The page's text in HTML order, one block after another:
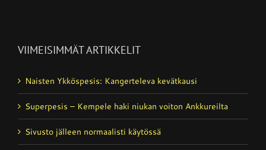
VIIMEISIMMÄT ARTIKKELIT
Naisten Ykköspesis: Kangerteleva kevätkausi
Superpesis – Kempele haki niukan voiton Ankkureilta
Sivusto jälleen normaalisti käytössä